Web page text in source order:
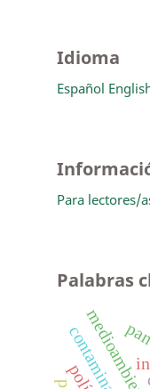
Idioma
Español
Para lectores/
Palabras